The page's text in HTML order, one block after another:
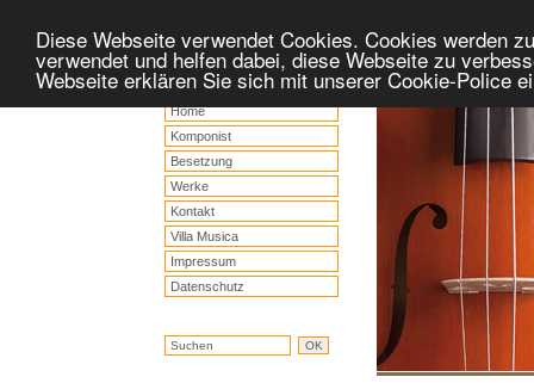
Diese Webseite verwendet Cookies. Cookies werden
verwendet und helfen dabei, diese Webseite zu
Webseite erklären Sie sich mit unserer Cookie-Police
Home
Komponist
Besetzung
Werke
Kontakt
Villa Musica
Impressum
Datenschutz